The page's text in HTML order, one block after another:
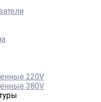
220V
380V